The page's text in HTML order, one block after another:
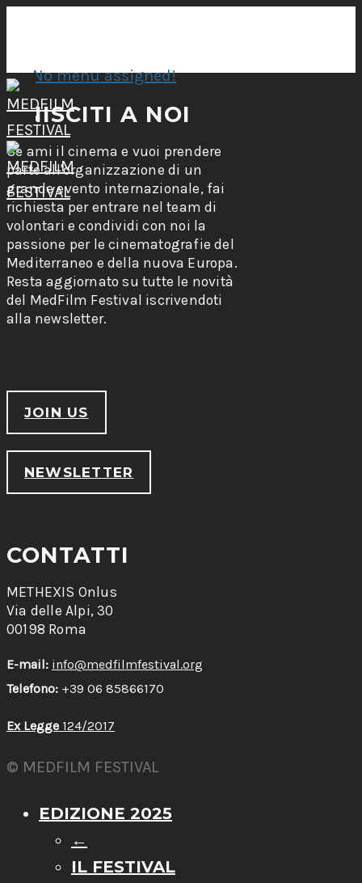
No menu assigned!
UNISCITI A NOI
Se ami il cinema e vuoi prendere
parte all'organizzazione di un
grande evento internazionale, fai
richiesta per entrare nel team di
volontari e condividi con noi la
passione per le cinematografie del
Mediterraneo e della nuova Europa.
Resta aggiornato su tutte le novità
del MedFilm Festival iscrivendoti
alla newsletter.
JOIN US
NEWSLETTER
CONTATTI
METHEXIS Onlus
Via delle Alpi, 30
00198 Roma
E-mail: info@medfilmfestival.org
Telefono: +39 06 85866170
Ex Legge 124/2017
© MEDFILM FESTIVAL
EDIZIONE 2025
←
IL FESTIVAL